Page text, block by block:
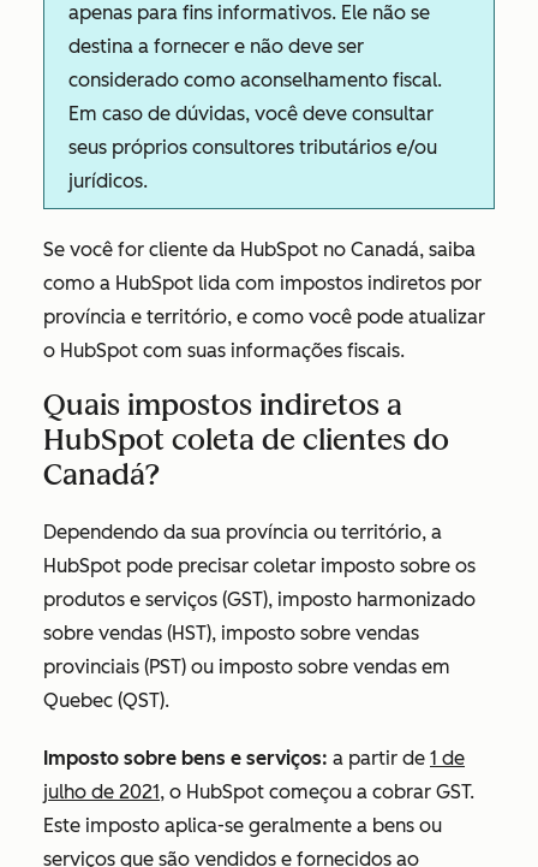
apenas para fins informativos. Ele não se
destina a fornecer e não deve ser
considerado como aconselhamento fiscal.
Em caso de dúvidas, você deve consultar
seus próprios consultores tributários e/ou
jurídicos.
Se você for cliente da HubSpot no Canadá, saiba
como a HubSpot lida com impostos indiretos por
província e território, e como você pode atualizar
o HubSpot com suas informações fiscais.
Quais impostos indiretos a
HubSpot coleta de clientes do
Canadá?
Dependendo da sua província ou território, a
HubSpot pode precisar coletar imposto sobre os
produtos e serviços (GST), imposto harmonizado
sobre vendas (HST), imposto sobre vendas
provinciais (PST) ou imposto sobre vendas em
Quebec (QST).
Imposto sobre bens e serviços: a partir de 1 de
julho de 2021, o HubSpot começou a cobrar GST.
Este imposto aplica-se geralmente a bens ou
serviços que são vendidos e fornecidos ao